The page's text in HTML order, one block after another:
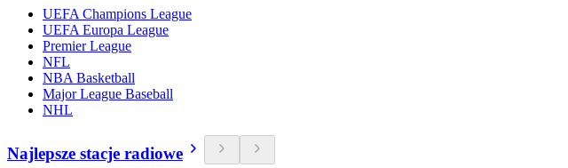
UEFA Champions League
UEFA Europa League
Premier League
NFL
NBA Basketball
Major League Baseball
NHL
Najlepsze stacje radiowe